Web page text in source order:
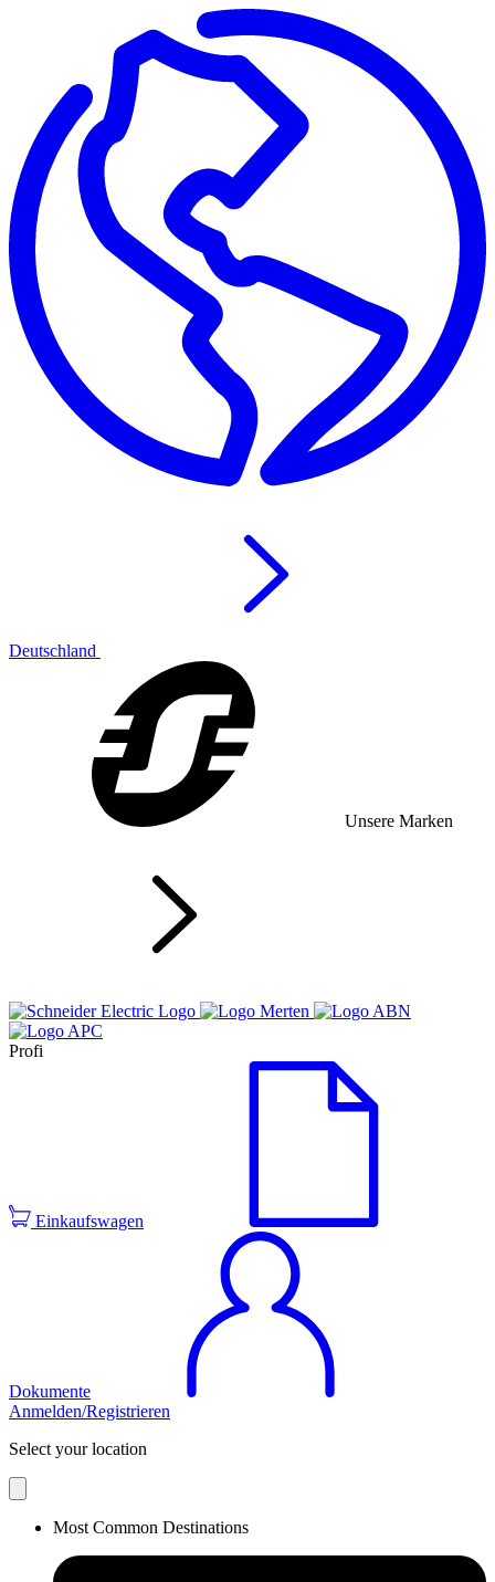
Deutschland
Unsere Marken
Profi
Einkaufswagen
Dokumente
Anmelden/Registrieren
Select your location
Most Common Destinations